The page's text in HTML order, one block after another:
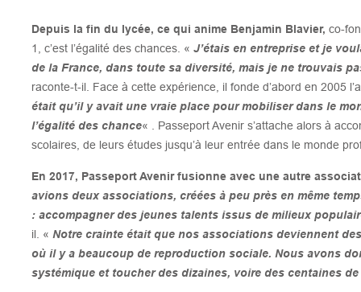
Depuis la fin du lycée, ce qui anime Benjamin Blavier, co-
1, c’est l’égalité des chances. «J’étais en entreprise et je
de la France, dans toute sa diversité, mais je ne trouvais
raconte-t-il. Face à cette expérience, il fonde d’abord en 2005
était qu’il y avait une vraie place pour mobiliser dans le
l’égalité des chance« . Passeport Avenir s’attache alors à
scolaires, de leurs études jusqu’à leur entrée dans le monde
En 2017, Passeport Avenir fusionne avec une autre
avions deux associations, créées à peu près en même
: accompagner des jeunes talents issus de milieux
il. « Notre crainte était que nos associations deviennent
où il y a beaucoup de reproduction sociale. Nous avons
systémique et toucher des dizaines, voire des centaines